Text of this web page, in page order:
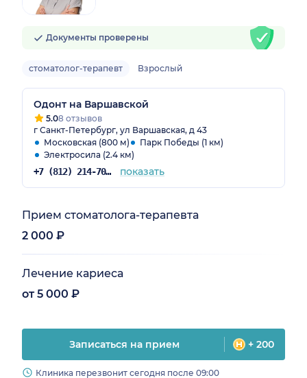
Документы проверены
стоматолог-терапевт Взрослый
Одонт на Варшавской
5.08 отзывов
г Санкт-Петербург, ул Варшавская, д 43
Московская (800 м)
Парк Победы (1 км)
Электросила (2.4 км)
+7 (812) 214-70-82 показать
Прием стоматолога-терапевта
2 000 ₽
Лечение кариеса
от 5 000 ₽
Записаться на прием + 200
Клиника перезвонит сегодня после 09:00